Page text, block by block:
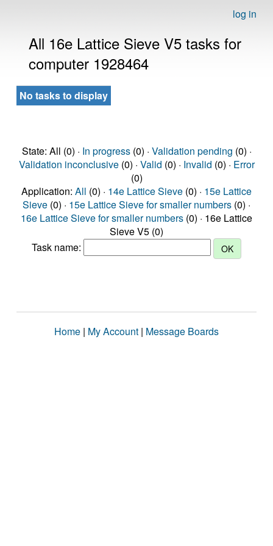
log in
All 16e Lattice Sieve V5 tasks for
computer 1928464
No tasks to display
State: All (0) · In progress(0) · Validation pending (0) ·
Validation inconclusive(0) · Valid (0) · Invalid (0) · Error
(0)
Application: All (0) · 14e Lattice Sieve (0) · 15e Lattice
Sieve (0) · 15e Lattice Sieve for smaller numbers (0) ·
16e Lattice Sieve for smaller numbers (0) · 16e Lattice
Sieve V5 (0)
Task name:
Home | My Account | Message Boards